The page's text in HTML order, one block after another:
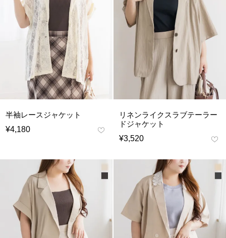
半袖レースジャケット
¥4,180
リネンライクスラブテーラー
ドジャケット
¥3,520